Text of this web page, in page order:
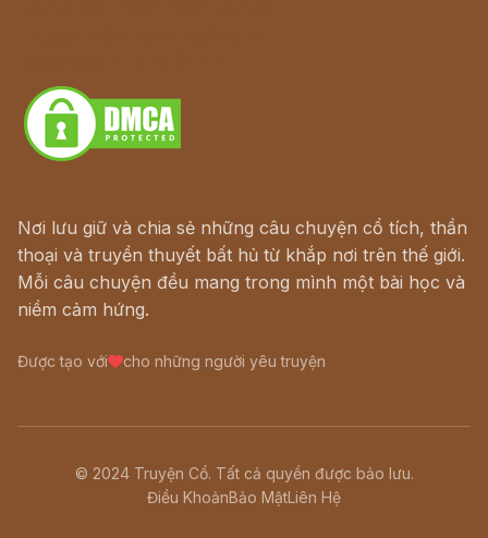
Nơi lưu giữ và chia sẻ những câu chuyện cổ tích, thần
thoại và truyền thuyết bất hủ từ khắp nơi trên thế giới.
Mỗi câu chuyện đều mang trong mình một bài học và
niềm cảm hứng.
Được tạo với cho những người yêu truyện
© 2024 Truyện Cổ. Tất cả quyền được bảo lưu.
Điều KhoảnBảo MậtLiên Hệ